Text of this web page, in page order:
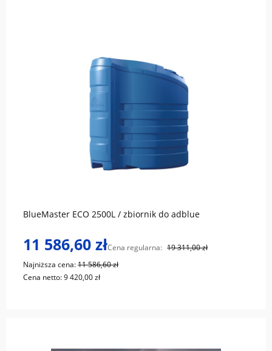
BlueMaster ECO 2500L / zbiornik do adblue
11 586,60 złCena regularna: 19 311,00 zł
Najniższa cena:11 586,60 zł
Cena netto:9 420,00 zł
do koszyka